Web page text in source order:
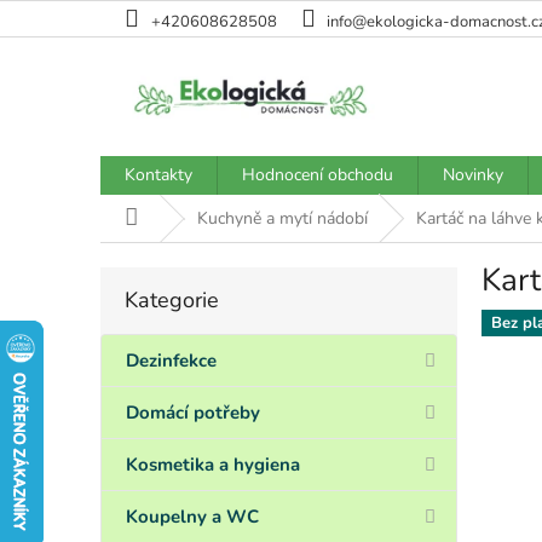
na
+420608628508 info@ekologicka-
Kontakty Hodnocení obchodu Novinky
Domů Kuchyně a mytí nádobí Kartáč na láhve
s
r
n
í
Přeskočit
Kategorie
Dezinfekce
Domácí potřeby
Kosmetika a hygiena
Koupelny a WC
Bez